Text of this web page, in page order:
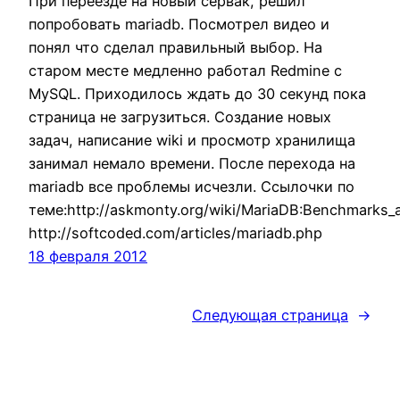
попробовать mariadb. Посмотрел видео и
понял что сделал правильный выбор. На
старом месте медленно работал Redmine с
MySQL. Приходилось ждать до 30 секунд пока
страница не загрузиться. Создание новых
задач, написание wiki и просмотр хранилища
занимал немало времени. После перехода на
mariadb все проблемы исчезли. Ссылочки по
теме:http://askmonty.org/wiki/
http://softcoded.com/articles/mariadb.php
18 февраля 2012
Следующая страница →